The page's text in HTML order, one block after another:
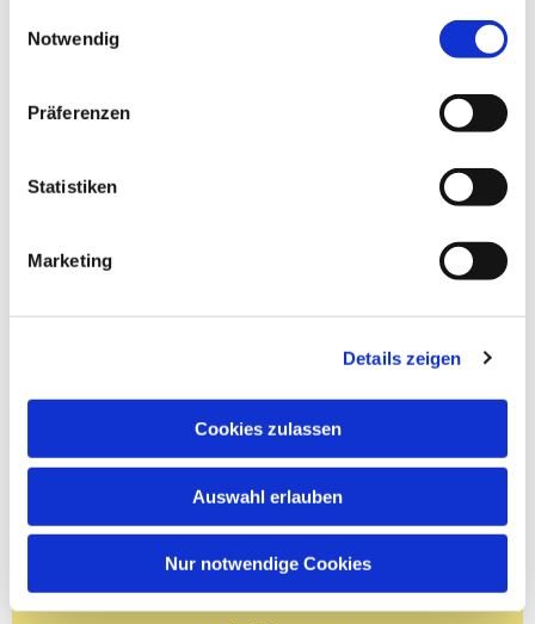
Notwendig
Präferenzen
Statistiken
Marketing
Details zeigen
Cookies zulassen
Auswahl erlauben
Nur notwendige Cookies